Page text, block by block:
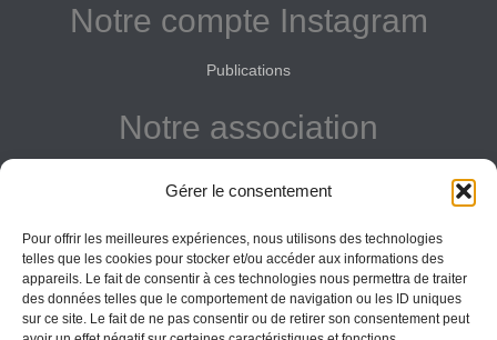
Gérer le consentement
Pour offrir les meilleures expériences, nous utilisons des technologies
telles que les cookies pour stocker et/ou accéder aux informations des
appareils. Le fait de consentir à ces technologies nous permettra de traiter
des données telles que le comportement de navigation ou les ID uniques
sur ce site. Le fait de ne pas consentir ou de retirer son consentement peut
Notre compte Instagram
Publications
Notre association
Donner
Vos obligations